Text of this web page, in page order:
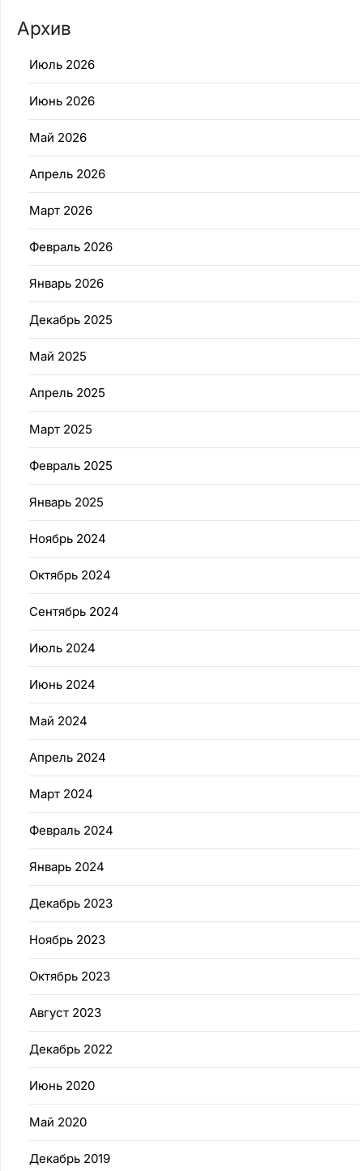
Архив
Июль 2026
Июнь 2026
Май 2026
Апрель 2026
Март 2026
Февраль 2026
Январь 2026
Декабрь 2025
Май 2025
Апрель 2025
Март 2025
Февраль 2025
Январь 2025
Ноябрь 2024
Октябрь 2024
Сентябрь 2024
Июль 2024
Июнь 2024
Май 2024
Апрель 2024
Март 2024
Февраль 2024
Январь 2024
Декабрь 2023
Ноябрь 2023
Октябрь 2023
Август 2023
Декабрь 2022
Июнь 2020
Май 2020
Декабрь 2019